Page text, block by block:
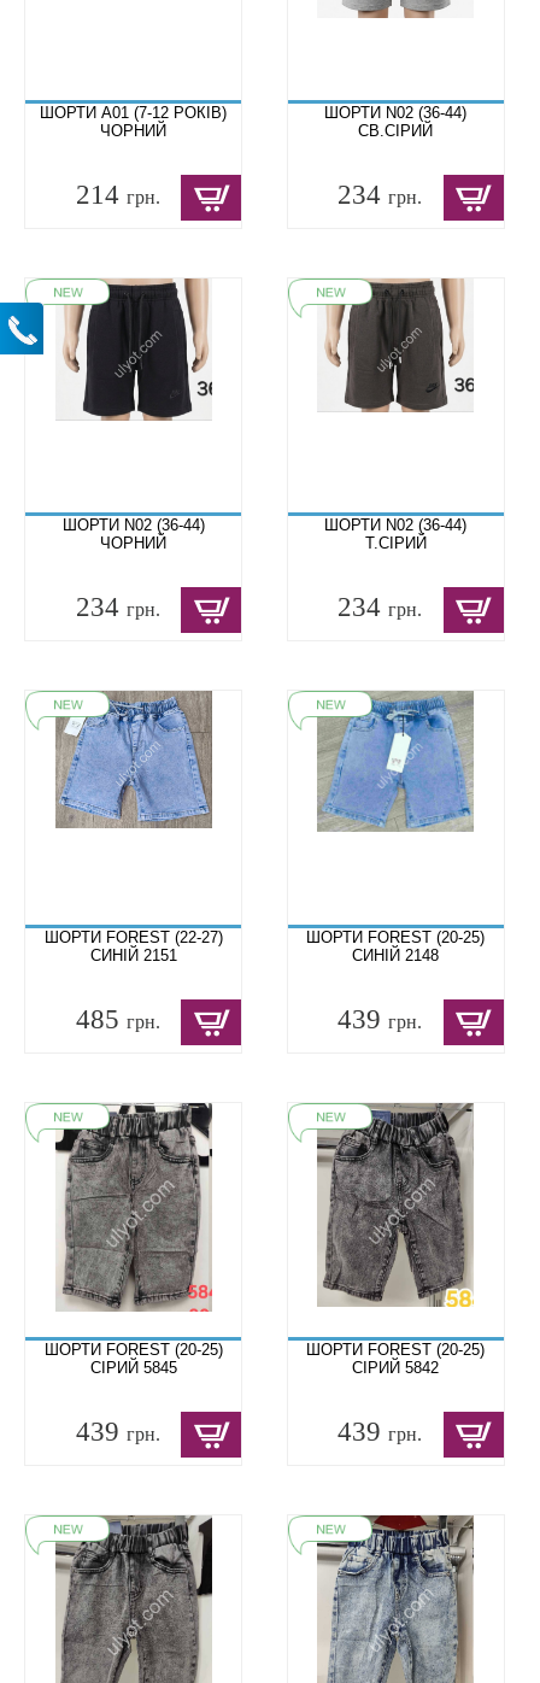
ШОРТИ A01 (7-12 РОКІВ)
ЧОРНИЙ
214 грн.
ШОРТИ N02 (36-44)
СВ.СІРИЙ
234грн.
ШОРТИ N02 (36-44)
ЧОРНИЙ
234 грн.
ШОРТИ N02 (36-44)
Т.СІРИЙ
234грн.
ШОРТИ FOREST (22-27)
СИНІЙ 2151
485 грн.
ШОРТИ FOREST (20-25)
СИНІЙ 2148
439грн.
ШОРТИ FOREST (20-25)
СІРИЙ 5845
439 грн.
ШОРТИ FOREST (20-25)
СІРИЙ 5842
439грн.